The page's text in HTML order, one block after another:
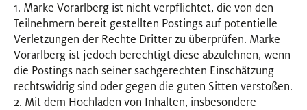
1. Marke Vorarlberg ist nicht verpflichtet, die von den
Teilnehmern bereit gestellten Postings auf potentielle
Verletzungen der Rechte Dritter zu überprüfen. Marke
Vorarlberg ist jedoch berechtigt diese abzulehnen, wenn
die Postings nach seiner sachgerechten Einschätzung
rechtswidrig sind oder gegen die guten Sitten verstoßen.
2. Mit dem Hochladen von Inhalten, insbesondere